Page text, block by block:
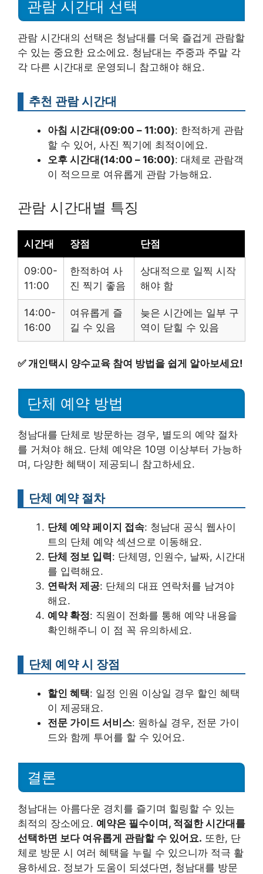
관람 시간대 선택
관람 시간대의 선택은 청남대를 더욱 즐겁게 관람할
수 있는 중요한 요소에요. 청남대는 주중과 주말 각
각 다른 시간대로 운영되니 참고해야 해요.
추천 관람 시간대
아침 시간대(09:00 – 11:00): 한적하게 관람
할 수 있어, 사진 찍기에 최적이에요.
오후 시간대(14:00 – 16:00): 대체로 관람객
이 적으므로 여유롭게 관람 가능해요.
관람 시간대별 특징
시간대 장점 단점
09:00-
11:00
한적하여 사
진 찍기 좋음
상대적으로 일찍 시작
해야 함
14:00-
16:00
여유롭게 즐
길 수 있음
늦은 시간에는 일부 구
역이 닫힐 수 있음
✅개인택시 양수교육 참여 방법을 쉽게 알아보세요!
단체 예약 방법
청남대를 단체로 방문하는 경우, 별도의 예약 절차
를 거쳐야 해요. 단체 예약은 10명 이상부터 가능하
며, 다양한 혜택이 제공되니 참고하세요.
단체 예약 절차
단체 예약 페이지 접속: 청남대 공식 웹사이
트의 단체 예약 섹션으로 이동해요.
단체 정보 입력: 단체명, 인원수, 날짜, 시간대
를 입력해요.
연락처 제공: 단체의 대표 연락처를 남겨야
해요.
예약 확정: 직원이 전화를 통해 예약 내용을
확인해주니 이 점 꼭 유의하세요.
단체 예약 시 장점
할인 혜택: 일정 인원 이상일 경우 할인 혜택
이 제공돼요.
전문 가이드 서비스: 원하실 경우, 전문 가이
드와 함께 투어를 할 수 있어요.
결론
청남대는 아름다운 경치를 즐기며 힐링할 수 있는
최적의 장소에요. 예약은 필수이며, 적절한 시간대를
선택하면 보다 여유롭게 관람할 수 있어요. 또한, 단
체로 방문 시 여러 혜택을 누릴 수 있으니까 적극 활
용하세요. 정보가 도움이 되셨다면, 청남대를 방문